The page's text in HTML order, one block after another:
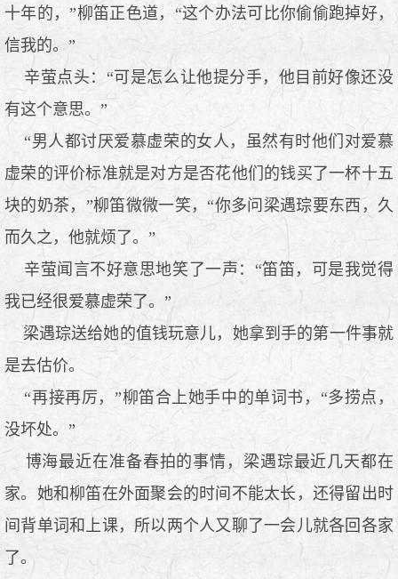
十年的，”柳笛正色道，“这个办法可比你偷偷跑掉好，
信我的。”
辛萤点头：“可是怎么让他提分手，他目前好像还没
有这个意思。”
“男人都讨厌爱慕虚荣的女人，虽然有时他们对爱慕
虚荣的评价标准就是对方是否花他们的钱买了一杯十五
块的奶茶，”柳笛微微一笑，“你多问梁遇琮要东西，久
而久之，他就烦了。”
辛萤闻言不好意思地笑了一声：“笛笛，可是我觉得
我已经很爱慕虚荣了。”
梁遇琮送给她的值钱玩意儿，她拿到手的第一件事就
是去估价。
“再接再厉，”柳笛合上她手中的单词书，“多捞点，
没坏处。”
博海最近在准备春拍的事情，梁遇琮最近几天都在
家。她和柳笛在外面聚会的时间不能太长，还得留出时
间背单词和上课，所以两个人又聊了一会儿就各回各家
了。